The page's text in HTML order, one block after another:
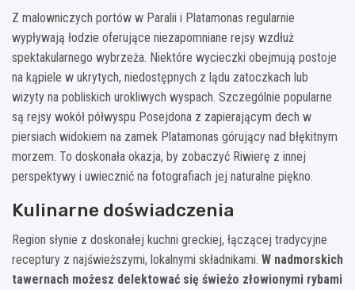
Z malowniczych portów w Paralii i Platamonas regularnie
wypływają łodzie oferujące niezapomniane rejsy wzdłuż
spektakularnego wybrzeża. Niektóre wycieczki obejmują postoje
na kąpiele w ukrytych, niedostępnych z lądu zatoczkach lub
wizyty na pobliskich urokliwych wyspach. Szczególnie popularne
są rejsy wokół półwyspu Posejdona z zapierającym dech w
piersiach widokiem na zamek Platamonas górujący nad błękitnym
morzem. To doskonała okazja, by zobaczyć Riwierę z innej
perspektywy i uwiecznić na fotografiach jej naturalne piękno.
Kulinarne doświadczenia
Region słynie z doskonałej kuchni greckiej, łączącej tradycyjne
receptury z najświeższymi, lokalnymi składnikami. W nadmorskich
tawernach możesz delektować się świeżo złowionymi rybami